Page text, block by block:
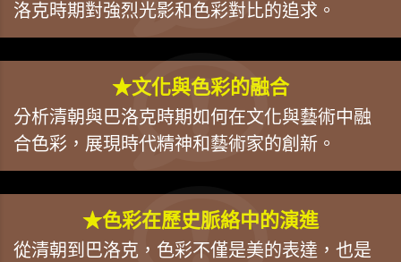
洛克時期對強烈光影和色彩對比的追求。
★文化與色彩的融合
分析清朝與巴洛克時期如何在文化與藝術中融
合色彩，展現時代精神和藝術家的創新。
★色彩在歷史脈絡中的演進
從清朝到巴洛克，色彩不僅是美的表達，也是